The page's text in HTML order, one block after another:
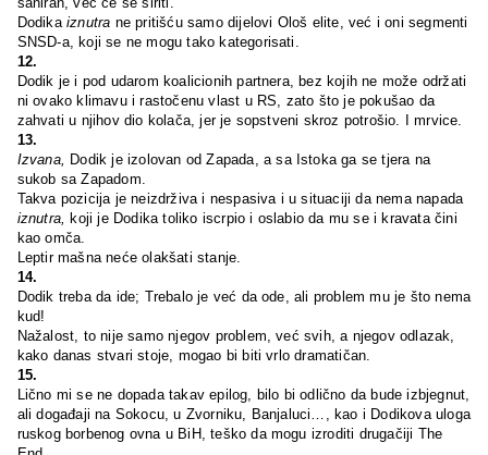
Dodikaiznutra ne pritišću samo dijelovi Ološ elite, već i oni segmenti
SNSD-a, koji se ne mogu tako kategorisati.
12.
Dodik je i pod udarom koalicionih partnera, bez kojih ne može održati
ni ovako klimavu i rastočenu vlast u RS, zato što je pokušao da
zahvati u njihov dio kolača, jer je sopstveni skroz potrošio. I mrvice.
13.
Izvana, Dodik je izolovan od Zapada, a sa Istoka ga se tjera na
sukob sa Zapadom.
Takva pozicija je neizdrživa i nespasiva i u situaciji da nema napada
iznutra,koji je Dodika toliko iscrpio i oslabio da mu se i kravata čini
kao omča.
Leptir mašna neće olakšati stanje.
14.
Dodik treba da ide; Trebalo je već da ode, ali problem mu je što nema
kud!
Nažalost, to nije samo njegov problem, već svih, a njegov odlazak,
kako danas stvari stoje, mogao bi biti vrlo dramatičan.
15.
Lično mi se ne dopada takav epilog, bilo bi odlično da bude izbjegnut,
ali događaji na Sokocu, u Zvorniku, Banjaluci…, kao i Dodikova uloga
ruskog borbenog ovna u BiH, teško da mogu izroditi drugačiji The